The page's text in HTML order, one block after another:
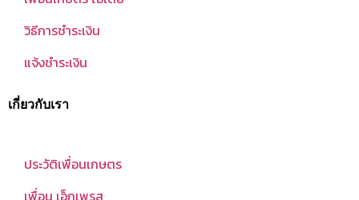
วิธีการชำระเงิน
แจ้งชำระเงิน
เกี่ยวกับเรา
ประวัติเพื่อนเกษตร
เพื่อน เอ็กเพรส